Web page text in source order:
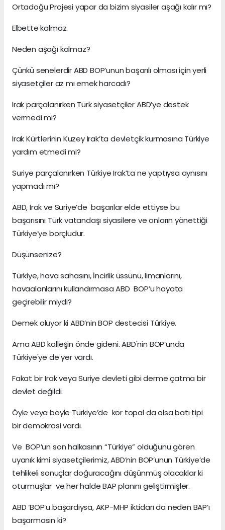
Ortadoğu Projesi yapar da bizim siyasiler aşağı kalır mı?
Elbette kalmaz.
Neden aşağı kalmaz?
Çünkü senelerdir ABD BOP’unun başarılı olması için yerli
siyasetçiler az mı emek harcadı?
Irak parçalanırken Türk siyasetçiler ABD’ye destek
vermedi mi?
Irak Kürtlerinin Kuzey Irak’ta devletçik kurmasına Türkiye
yardım etmedi mi?
Suriye parçalanırken Türkiye Irak’ta ne yaptıysa aynısını
yapmadı mı?
ABD, Irak ve Suriye’de başarılar elde ettiyse bu
başarısını Türk vatandaşı siyasilere ve onların yönettiği
Türkiye’ye borçludur.
Düşünsenize?
Türkiye, hava sahasını, İncirlik üssünü, limanlarını,
havaalanlarını kullandırmasa ABD BOP’u hayata
geçirebilir miydi?
Demek oluyor ki ABD’nin BOP destecisi Türkiye.
Ama ABD kalleşin önde gideni. ABD'nin BOP’unda
Türkiye'ye de yer vardı.
Fakat bir Irak veya Suriye devleti gibi derme çatma bir
devlet değildi.
Öyle veya böyle Türkiye’de kör topal da olsa batı tipi
bir demokrasi vardı.
Ve BOP’un son halkasının “Türkiye” olduğunu gören
uyanık kimi siyasetçilerimiz, ABD’nin BOP’unun Türkiye’de
tehlikeli sonuçlar doğuracağını düşünmüş olacaklar ki
oturmuşlar ve her halde BAP planını geliştirmişler.
ABD ‘BOP’u başardıysa, AKP-MHP iktidarı da neden BAP’ı
başarmasın ki?